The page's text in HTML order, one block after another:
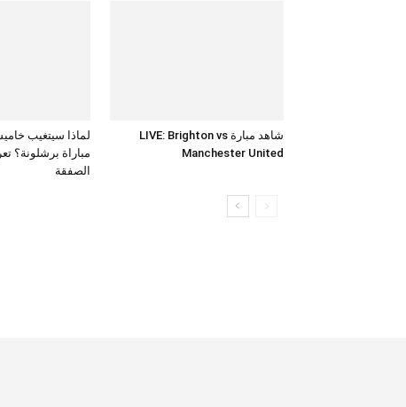
لماذا سيتغيب
مباراة برشلونة؟
الصفقة
شاهد مبارة LIVE: Brighton vs
Manchester United